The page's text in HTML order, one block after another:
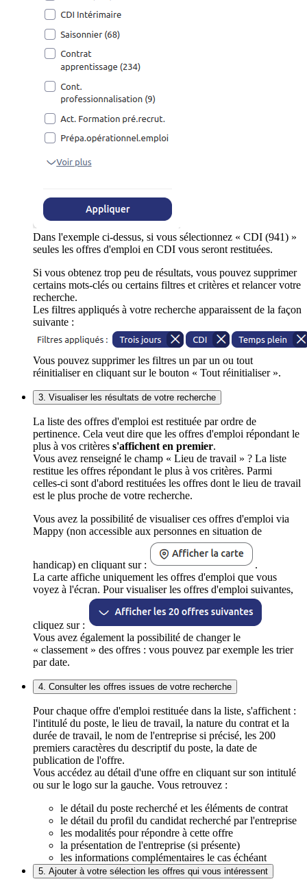
Dans l'exemple ci-dessus, si vous sélectionnez « CDI (941) »
seules les offres d'emploi en CDI vous seront restituées.
Si vous obtenez trop peu de résultats, vous pouvez supprimer
certains mots-clés ou certains filtres et critères et relancer votre
recherche.
Les filtres appliqués à votre recherche apparaissent de la façon
suivante :
Vous pouvez supprimer les filtres un par un ou tout
réinitialiser en cliquant sur le bouton « Tout réinitialiser ».
3. Visualiser les résultats de votre recherche
La liste des offres d'emploi est restituée par ordre de
pertinence. Cela veut dire que les offres d'emploi répondant le
plus à vos critères s'affichent en premier.
Vous avez renseigné le champ « Lieu de travail » ? La liste
restitue les offres répondant le plus à vos critères. Parmi
celles-ci sont d'abord restituées les offres dont le lieu de travail
est le plus proche de votre recherche.
Vous avez la possibilité de visualiser ces offres d'emploi via
Mappy (non accessible aux personnes en situation de
handicap) en cliquant sur :
.
La carte affiche uniquement les offres d'emploi que vous
voyez à l'écran. Pour visualiser les offres d'emploi suivantes,
cliquez sur :
Vous avez également la possibilité de changer le
« classement » des offres : vous pouvez par exemple les trier
par date.
4. Consulter les offres issues de votre recherche
Pour chaque offre d'emploi restituée dans la liste, s'affichent :
l'intitulé du poste, le lieu de travail, la nature du contrat et la
durée de travail, le nom de l'entreprise si précisé, les 200
premiers caractères du descriptif du poste, la date de
publication de l'offre.
Vous accédez au détail d'une offre en cliquant sur son intitulé
ou sur le logo sur la gauche. Vous retrouvez :
le détail du poste recherché et les éléments de contrat
le détail du profil du candidat recherché par l'entreprise
les modalités pour répondre à cette offre
la présentation de l'entreprise (si présente)
les informations complémentaires le cas échéant
5. Ajouter à votre sélection les offres qui vous intéressent